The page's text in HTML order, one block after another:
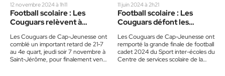
12 novembre 2024 à 1h11
Football scolaire : Les
Couguars relèvent à
champions
Les Couguars de Cap-Jeunesse ont
comblé un important retard de 21-7
au 4e quart, jeudi soir 7 novembre à
Saint-Jérôme, pour finalement venir
11 juin 2024 à 2h21
Football scolaire : Les
Couguars défont les
Les Couguars de Cap-Jeunesse ont
remporté la grande finale de football
cadet 2024 du Sport inter-écoles du
Centre de services scolaire de la